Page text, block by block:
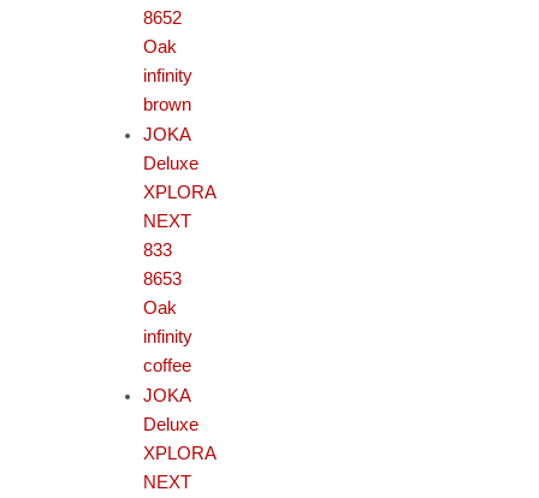
8652
Oak
infinity
brown
JOKA
Deluxe
XPLORA
NEXT
833
8653
Oak
infinity
coffee
JOKA
Deluxe
XPLORA
NEXT